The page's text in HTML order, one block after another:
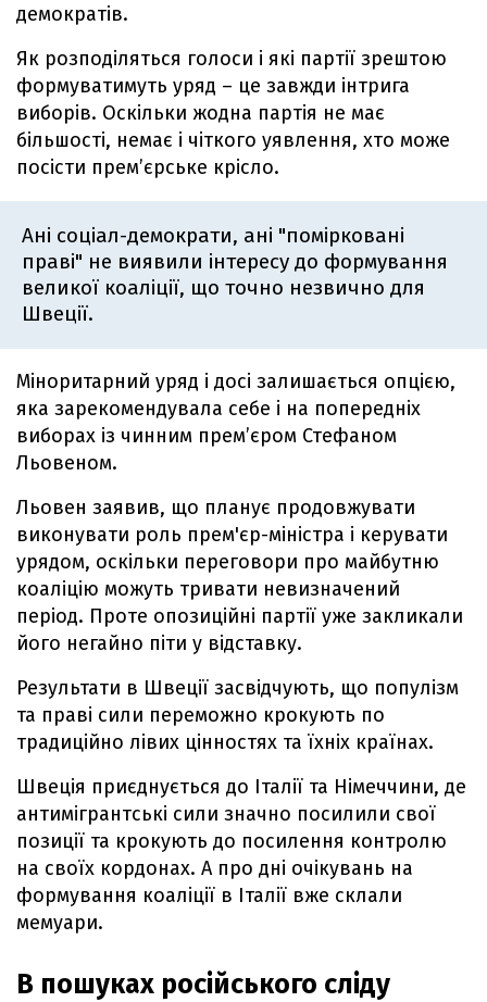
демократів.
Як розподіляться голоси і які партії зрештою
формуватимуть уряд – це завжди інтрига
виборів. Оскільки жодна партія не має
більшості, немає і чіткого уявлення, хто може
посісти прем’єрське крісло.
Ані соціал-демократи, ані "помірковані
праві" не виявили інтересу до формування
великої коаліції, що точно незвично для
Швеції.
Міноритарний уряд і досі залишається опцією,
яка зарекомендувала себе і на попередніх
виборах із чинним прем’єром Стефаном
Льовеном.
Льовен заявив, що планує продовжувати
виконувати роль прем'єр-міністра і керувати
урядом, оскільки переговори про майбутню
коаліцію можуть тривати невизначений
період. Проте опозиційні партії уже закликали
його негайно піти у відставку.
Результати в Швеції засвідчують, що популізм
та праві сили переможно крокують по
традиційно лівих цінностях та їхніх країнах.
Швеція приєднується до Італії та Німеччини, де
антимігрантські сили значно посилили свої
позиції та крокують до посилення контролю
на своїх кордонах. А про дні очікувань на
формування коаліції в Італії вже склали
мемуари.
В пошуках російського сліду